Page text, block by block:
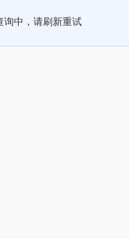
询中，请刷新重试